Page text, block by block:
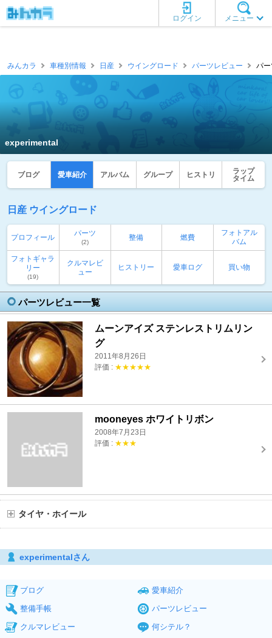
メニュー
ログイン
みんカラ 車種別情報 日産 ウイングロード パーツレビュー パ
experimental
ブログ 愛車紹介 アルバム グループ ヒストリ
ラップ
タイム
日産 ウイングロード
プロフィール パーツ
(2)
整備 燃費
フォトアル
バム
フォトギャラ
リー
(19)
クルマレビ
ュー
ヒストリー 愛車ログ 買い物
パーツレビュー一覧
ムーンアイズ ステンレストリムリン
グ
2011年8月26日
評価 : ★★★★★
mooneyes ホワイトリボン
2008年7月23日
評価 : ★★★
タイヤ・ホイール
experimentalさん
ブログ
愛車紹介
整備手帳
パーツレビュー
クルマレビュー
何シテル？